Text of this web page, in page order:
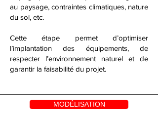
au paysage, contraintes climatiques, nature
du sol, etc.
Cette étape permet d’optimiser
l’implantation des équipements, de
respecter l’environnement naturel et de
garantir la faisabilité du projet.
MODÉLISATION